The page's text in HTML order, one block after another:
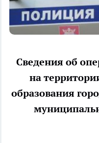
Сведения об
на
образования